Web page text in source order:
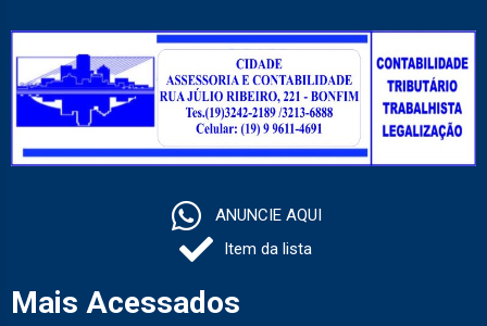
ANUNCIE AQUI
Item da lista
Mais Acessados